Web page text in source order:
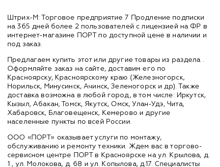
Штрих-М: Торговое предприятие 7 Продление подписки
на 365 дней более 2 пользователей с лицензией на ФР в
интернет-магазине ПОРТ по доступной цене в наличии и
под заказ.
Предлагаем купить этот или другие товары из раздела .
Оформляйте заказ на сайте, доставим его по
Красноярску, Красноярскому краю (Железногорск,
Норильск, Минусинск, Ачинск, Зеленогорск и др). Также
доставка возможна в любой город, в том числе: Иркутск,
Кызыл, Абакан, Томск, Якутск, Омск, Улан-Удэ, Чита,
Хабаровск, Благовещенск, Кемерово и другие
населенные пункты по всей России.
ООО «ПОРТ» оказывает услуги по монтажу,
обслуживанию и ремонту техники. Ждем вас в торгово-
сервисном центре ПОРТ в Красноярске на ул. Крылова, д.
1 , ул. Молокова, д. 68 и ул. Копылова, д.17. Специалисты